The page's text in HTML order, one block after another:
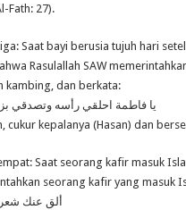
Fath: 27).
Saat bayi berusia tujuh hari
Rasulallah SAW
kambing, dan berkata:
يا فاطمة احلقي رأسه وتصدقي
cukur kepalanya (Hasan) dan
Saat seorang kafir masuk
seorang kafir yang masuk
ألق عنك شعر